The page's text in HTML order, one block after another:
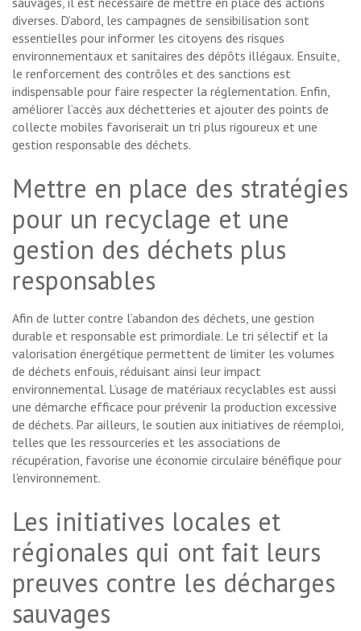
diverses. D’abord, les campagnes de sensibilisation sont
essentielles pour informer les citoyens des risques
environnementaux et sanitaires des dépôts illégaux. Ensuite,
le renforcement des contrôles et des sanctions est
indispensable pour faire respecter la réglementation. Enfin,
améliorer l’accès aux déchetteries et ajouter des points de
collecte mobiles favoriserait un tri plus rigoureux et une
gestion responsable des déchets.
Mettre en place des stratégies
pour un recyclage et une
gestion des déchets plus
responsables
Afin de lutter contre l’abandon des déchets, une gestion
durable et responsable est primordiale. Le tri sélectif et la
valorisation énergétique permettent de limiter les volumes
de déchets enfouis, réduisant ainsi leur impact
environnemental. L’usage de matériaux recyclables est aussi
une démarche efficace pour prévenir la production excessive
de déchets. Par ailleurs, le soutien aux initiatives de réemploi,
telles que les ressourceries et les associations de
récupération, favorise une économie circulaire bénéfique pour
l’environnement.
Les initiatives locales et
régionales qui ont fait leurs
preuves contre les décharges
sauvages